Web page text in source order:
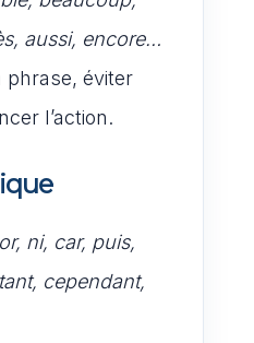
aussi, encore…
phrase, éviter
l’action.
ni, car, puis,
cependant,